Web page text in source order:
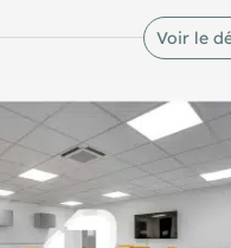
RER Noisy - Champs (A)
A4
Voir le